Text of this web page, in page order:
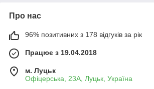
Про нас
96% позитивних з 178 відгуків за рік
Працює з 19.04.2018
м. Луцьк
Офіцерська, 23А, Луцьк, Україна